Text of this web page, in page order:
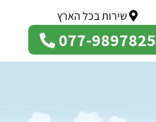
שירות בכל הארץ
077-9897825